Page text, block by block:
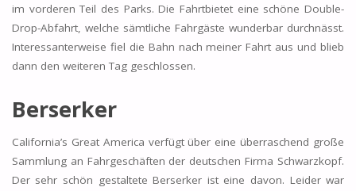
im vorderen Teil des Parks. Die Fahrtbietet eine schöne Double-
Drop-Abfahrt, welche sämtliche Fahrgäste wunderbar durchnässt.
Interessanterweise fiel die Bahn nach meiner Fahrt aus und blieb
dann den weiteren Tag geschlossen.
Berserker
California’s Great America verfügt über eine überraschend große
Sammlung an Fahrgeschäften der deutschen Firma Schwarzkopf.
Der sehr schön gestaltete Berserker ist eine davon. Leider war